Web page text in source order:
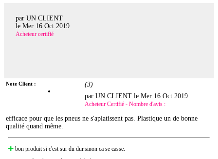
par UN CLIENT
le Mer 16 Oct 2019
Acheteur certifié
Note Client : (3)
par UN CLIENT leMer 16 Oct 2019
Acheteur Certifié - Nombre d'avis :
efficace pour que les pneus ne s'aplatissent pas. Plastique un de bonne
qualité quand même.
bon produit si c'est sur du dur.sinon ca se casse.